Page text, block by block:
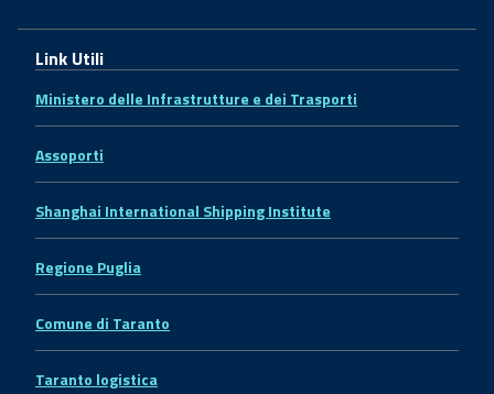
Link Utili
Ministero delle Infrastrutture e dei Trasporti
Assoporti
Shanghai International Shipping Institute
Regione Puglia
Comune di Taranto
Taranto logistica